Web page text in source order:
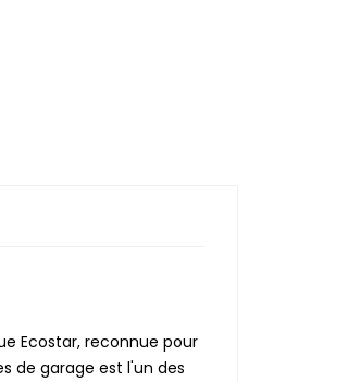
Ecostar, reconnue pour
de garage est l'un des